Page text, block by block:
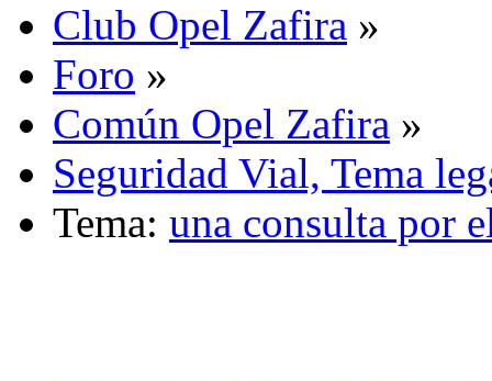
Club Opel Zafira »
Foro »
Común Opel Zafira »
Seguridad Vial, Tema
Tema: una consulta por